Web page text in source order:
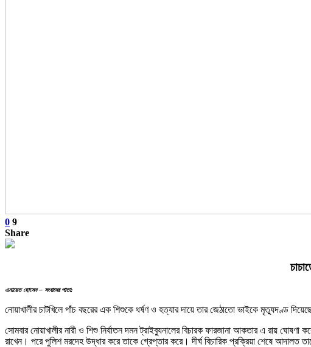
0 9
Share
এনায়েত হোসেন – সংবাদের পাতা:
নোয়াখালীর চাটখিলে পাঁচ বছরের এক শিশুকে ধর্ষণ ও হত্যার দায়ে তার জেঠাতো ভাইকে মৃত্যুদণ্ড
সোমবার নোয়াখালীর নারী ও শিশু নির্যাতন দমন ট্রাইব্যুনালের বিচারক ফারজানা আকতার এ রায়
রাখেন। পরে পুলিশ মরদেহ উদ্ধার করে তাকে গ্রেপ্তার করে। দীর্ঘ বিচারিক প্রক্রিয়া শেষে আদালত